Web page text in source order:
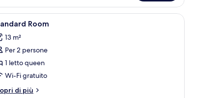
Una scrivania, tende oscuranti,
3 Room
13 m²
Per 2 persone
1 letto queen
Wi-Fi gratuito
di più